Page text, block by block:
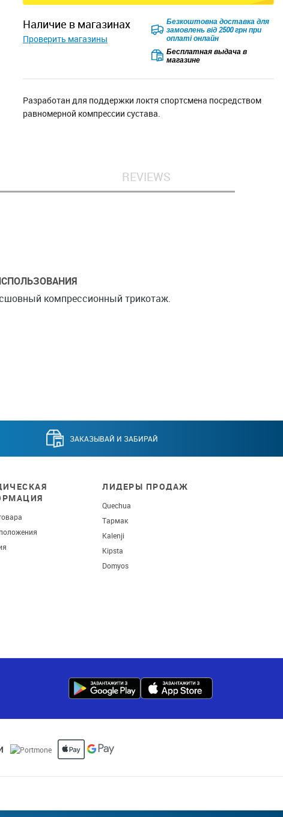
наличие в магазинах
Проверить магазины
Безкоштовна доставка для
замовлень від 2500 грн при
оплаті онлайн
Бесплатная выдача в
магазине
Разработан для поддержки локтя спортсмена посредством
равномерной компрессии сустава.
REVIEWS
компрессионный трикотаж.
ЗАКАЗЫВАЙ И ЗАБИРАЙ
ЛИДЕРЫ ПРОДАЖ
Quechua
Тармак
Kalenji
Kipsta
Domyos